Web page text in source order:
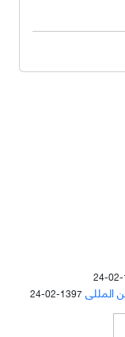
المللی 1397-02-24